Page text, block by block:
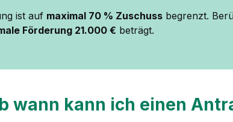
ist auf maximal 70 % Zuschuss begrenzt.
Förderung 21.000 € beträgt.
wann kann ich einen